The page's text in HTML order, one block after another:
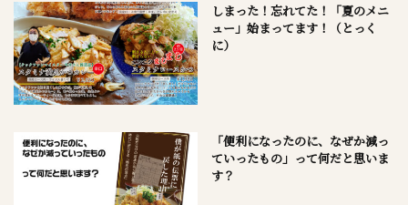
しまった！忘れてた！「夏のメニ
ュー」始まってます！（とっく
に）
「便利になったのに、なぜか減っ
ていったもの」って何だと思いま
す？